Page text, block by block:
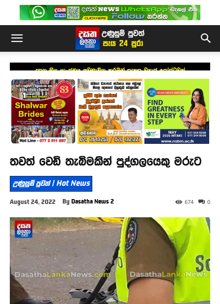
දසත නිල ලාංඡනය අවභාවිත කරමින් සැකසූ ව්‍යාජ පෝස්ටුවක්
තවත් වෙඩි තැබිමකින් පුද්ගලයෙකු මරුට
උණුසුම් පුවත් | Hot News
August 24, 2022 By Dasatha News 2 0
674